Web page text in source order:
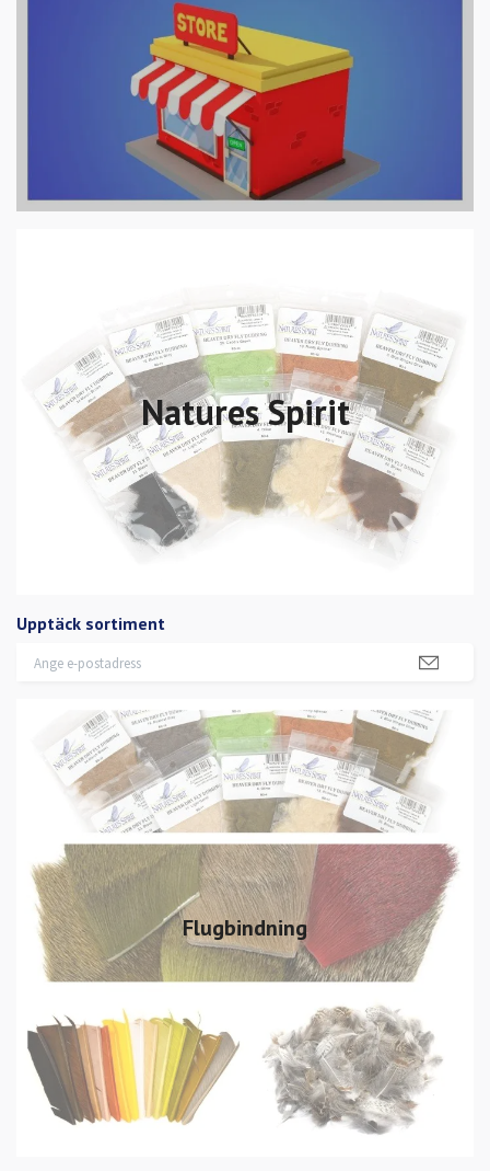
Natures Spirit
Upptäck sortiment
Flugbindning